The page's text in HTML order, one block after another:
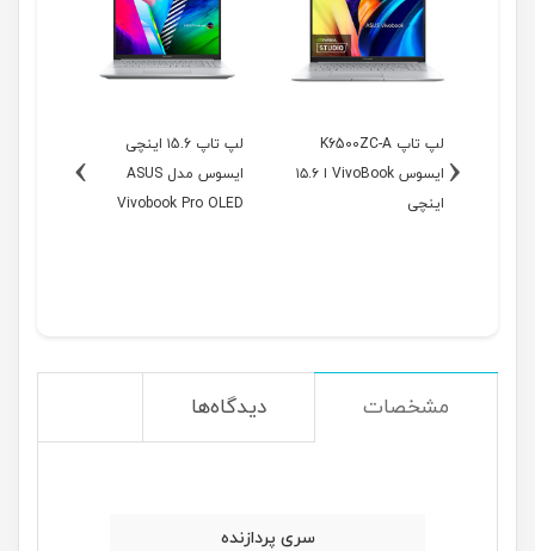
لپ تاپ K6500ZC-A
ایسوس VivoBook ا ۱۵.۶
اینچی
لپ تاپ ۱5.6 اینچی
ایسوس مدل ASUS
Vivobook Pro OLED
‹
›
مشخصات دیدگاه‌ها
سری پردازنده